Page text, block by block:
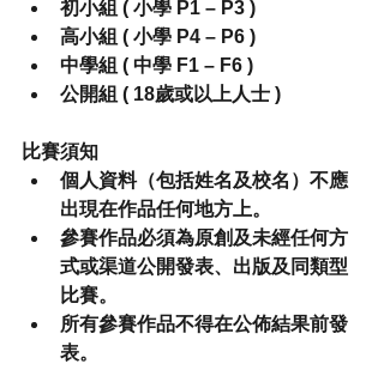
初小組 ( 小學 P1 – P3 )
高小組 ( 小學 P4 – P6 )
中學組 ( 中學 F1 – F6 )
公開組 ( 18歲或以上人士 )
比賽須知
個人資料（包括姓名及校名）不應
出現在作品任何地方上。
參賽作品必須為原創及未經任何方
式或渠道公開發表、出版及同類型
比賽。
所有參賽作品不得在公佈結果前發
表。